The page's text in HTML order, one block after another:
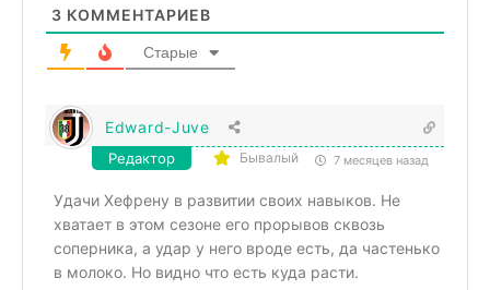
3 КОММЕНТАРИЕВ
Старые
Edward-Juve
Редактор Бывалый 7 месяцев назад
Удачи Хефрену в развитии своих навыков. Не
хватает в этом сезоне его прорывов сквозь
соперника, а удар у него вроде есть, да частенько
в молоко. Но видно что есть куда расти.